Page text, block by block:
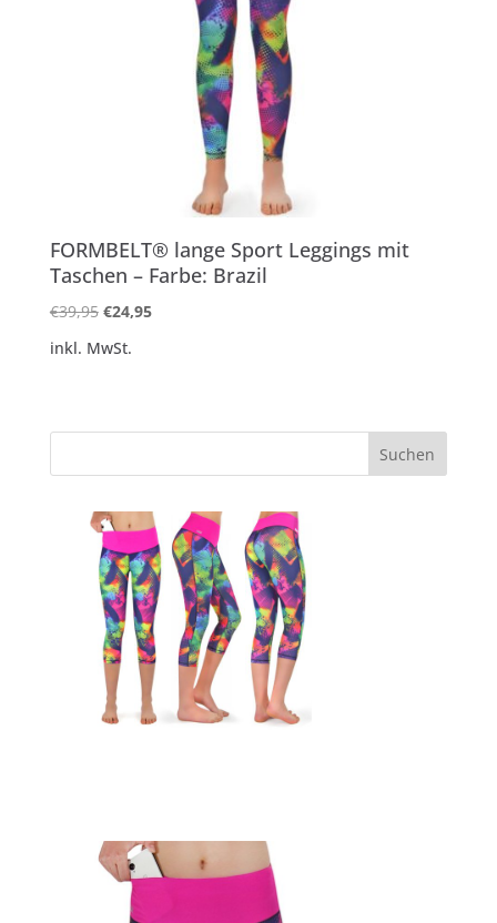
FORMBELT® lange Sport Leggings mit
Taschen – Farbe: Brazil
€39,95 Ursprünglicher
war:
€24,95Aktueller
inkl. MwSt.